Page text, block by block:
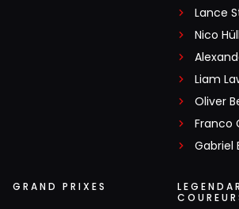
Max eerst zien , en dan geloven , en
verhalen , doet RBR al jaren
GO MAX ...... en het is mijn favoriet
Lance
Nico
Liam
Oliver
Franco
Gabriel
GRAND PRIXES